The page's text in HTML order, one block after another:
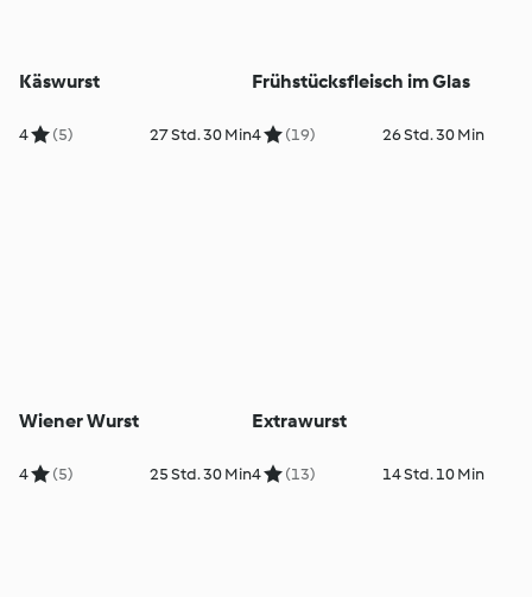
Käswurst
4 (5) 27 Std. 30 Min
Frühstücksfleisch im Glas
4 (19) 26 Std. 30 Min
Wiener Wurst
4 (5) 25 Std. 30 Min
Extrawurst
4 (13) 14 Std. 10 Min